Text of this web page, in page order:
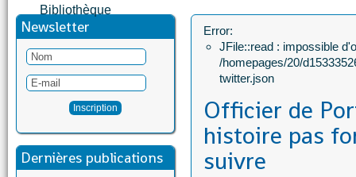
Bibliothèque
Newsletter
Dernières publications
Error:
JFile::read : impossible
/homepages/20/
twitter.json
Officier de
histoire pas
suivre